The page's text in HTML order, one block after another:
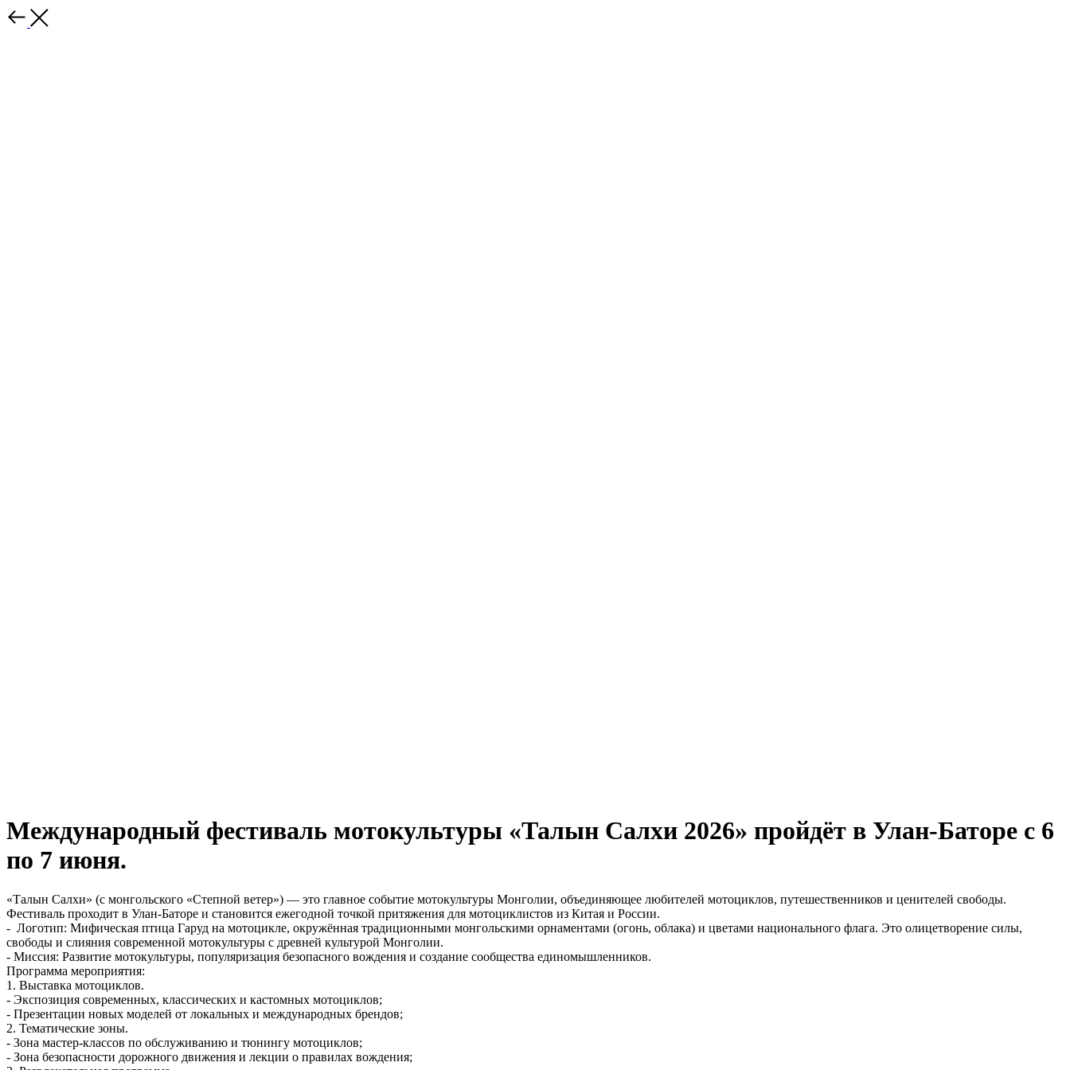
Международный фестиваль мотокультуры «Талын Салхи 2026» пройдёт в Улан-Баторе с 6
по 7 июня.
«Талын Салхи» (с монгольского «Степной ветер») — это главное событие мотокультуры Монголии, объединяющее любителей мотоциклов, путешественников и ценителей свободы.
Фестиваль проходит в Улан-Баторе и становится ежегодной точкой притяжения для мотоциклистов из Китая и России.
- Логотип: Мифическая птица Гаруд на мотоцикле, окружённая традиционными монгольскими орнаментами (огонь, облака) и цветами национального флага. Это олицетворение силы,
свободы и слияния современной мотокультуры с древней культурой Монголии.
- Миссия: Развитие мотокультуры, популяризация безопасного вождения и создание сообщества единомышленников.
Программа мероприятия:
1. Выставка мотоциклов.
- Экспозиция современных, классических и кастомных мотоциклов;
- Презентации новых моделей от локальных и международных брендов;
2. Тематические зоны.
- Зона мастер-классов по обслуживанию и тюнингу мотоциклов;
- Зона безопасности дорожного движения и лекции о правилах вождения;